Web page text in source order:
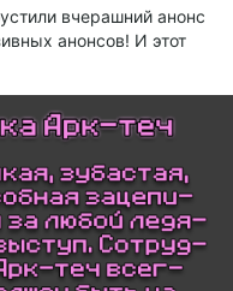
вчерашний анонс
анонсов! И этот